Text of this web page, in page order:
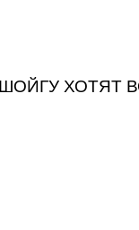
ХОТЯТ